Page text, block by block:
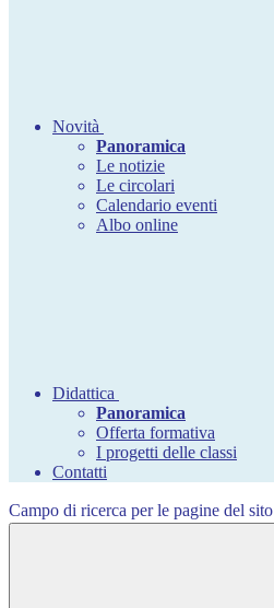
Novità
Panoramica
Le notizie
Le circolari
Calendario eventi
Albo online
Didattica
Panoramica
Offerta formativa
I progetti delle classi
Contatti
Campo di ricerca per le pagine del sito